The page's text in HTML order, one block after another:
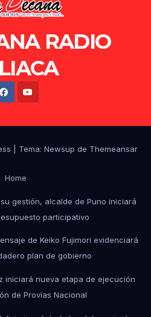
RADIO
Tema: Newsup de Themeansar
Home
gestión, alcalde de Puno iniciará
participativo
de Keiko Fujimori evidenciará
plan de gobierno
iniciará nueva etapa de ejecución
de Provías Nacional